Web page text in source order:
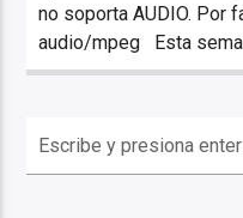
no soporta AUDIO. Por
audio/mpeg Esta